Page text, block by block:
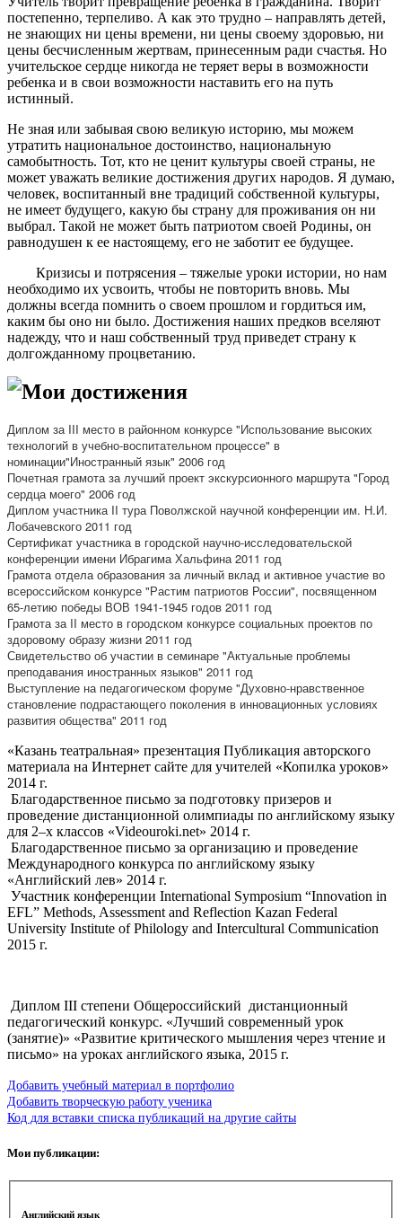
постепенно, терпеливо. А как это трудно – направлять детей,
не знающих ни цены времени, ни цены своему здоровью, ни
цены бесчисленным жертвам, принесенным ради счастья. Но
учительское сердце никогда не теряет веры в возможности
ребенка и в свои возможности наставить его на путь
истинный.
Не зная или забывая свою великую историю, мы можем
утратить национальное достоинство, национальную
самобытность. Тот, кто не ценит культуры своей страны, не
может уважать великие достижения других народов. Я думаю,
человек, воспитанный вне традиций собственной культуры,
не имеет будущего, какую бы страну для проживания он ни
выбрал. Такой не может быть патриотом своей Родины, он
равнодушен к ее настоящему, его не заботит ее будущее.
Кризисы и потрясения – тяжелые уроки истории, но нам
необходимо их усвоить, чтобы не повторить вновь. Мы
должны всегда помнить о своем прошлом и гордиться им,
каким бы оно ни было. Достижения наших предков вселяют
надежду, что и наш собственный труд приведет страну к
долгожданному процветанию.
Мои достижения
Диплом за III место в районном конкурсе "Использование высоких
технологий в учебно-воспитательном процессе" в
номинации"Иностранный язык" 2006 год
Почетная грамота за лучший проект экскурсионного маршрута "Город
сердца моего" 2006 год
Диплом участника II тура Поволжской научной конференции им. Н.И.
Лобачевского 2011 год
Сертификат участника в городской научно-исследовательской
конференции имени Ибрагима Хальфина 2011 год
Грамота отдела образования за личный вклад и активное участие во
всероссийском конкурсе "Растим патриотов России", посвященном
65-летию победы ВОВ 1941-1945 годов 2011 год
Грамота за II место в городском конкурсе социальных проектов по
здоровому образу жизни 2011 год
Свидетельство об участии в семинаре "Актуальные проблемы
преподавания иностранных языков" 2011 год
Выступление на педагогическом форуме "Духовно-нравственное
становление подрастающего поколения в инновационных условиях
развития общества" 2011 год
«Казань театральная» презентация Публикация авторского
материала на Интернет сайте для учителей «Копилка уроков»
2014 г.
Благодарственное письмо за подготовку призеров и
проведение дистанционной олимпиады по английскому языку
для 2–х классов «Videouroki.net» 2014 г.
Благодарственное письмо за организацию и проведение
Международного конкурса по английскому языку
«Английский лев» 2014 г.
Участник конференции International Symposium “Innovation in
EFL” Methods, Assessment and Reflection Kazan Federal
University Institute of Philology and Intercultural Communication
2015 г.
Диплом III степени Общероссийский дистанционный
педагогический конкурс. «Лучший современный урок
(занятие)» «Развитие критического мышления через чтение и
письмо» на уроках английского языка, 2015 г.
Добавить учебный материал в портфолио
Добавить творческую работу ученика
Код для вставки списка публикаций на другие сайты
Мои публикации:
Английский язык